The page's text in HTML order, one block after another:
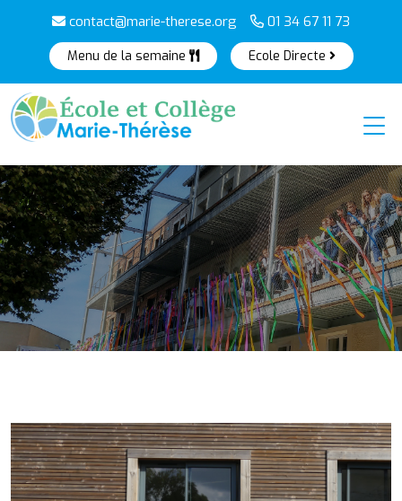
contact@marie-therese.org 01 34 67 11 73
Menu de la semaine Ecole Directe